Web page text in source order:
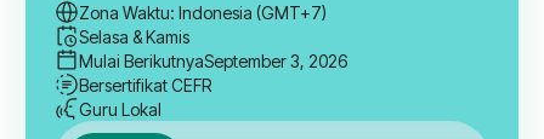
Zona Waktu: Indonesia (GMT+7)
Selasa & Kamis
Mulai BerikutnyaSeptember 3, 2026
Bersertifikat CEFR
Guru Lokal